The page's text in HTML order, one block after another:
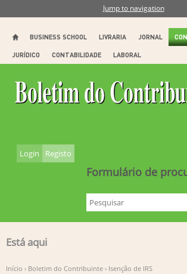
Jump to navigation
BUSINESS SCHOOL LIVRARIA JORNAL
JURÍDICO CONTABILIDADE LABORAL
Formulário de
Login Registo
Está aqui
Início › Boletim do Contribuinte › Isenção de IRS